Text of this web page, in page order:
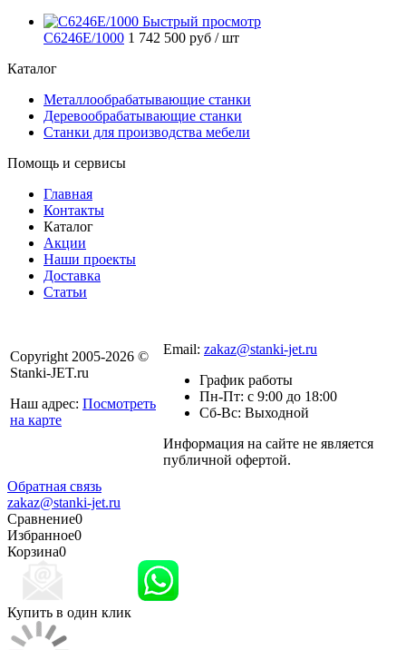
Быстрый просмотр
C6246E/1000 1 742 500 руб / шт
Каталог
Металлообрабатывающие станки
Деревообрабатывающие станки
Станки для производства мебели
Помощь и сервисы
Главная
Контакты
Каталог
Акции
Наши проекты
Доставка
Статьи
Copyright 2005-2026 ©
Stanki-JET.ru
Наш адрес: Посмотреть
на карте
Email: zakaz@stanki-jet.ru
График работы
Пн-Пт: с 9:00 до 18:00
Сб-Вс: Выходной
Информация на сайте не является
публичной офертой.
Обратная связь
zakaz@stanki-jet.ru
Сравнение0
Избранное0
Корзина0
Купить в один клик